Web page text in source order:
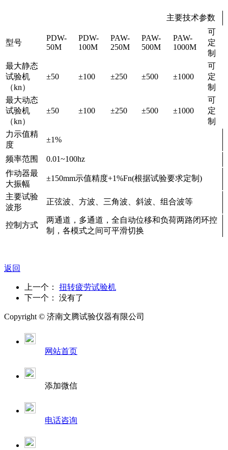
主要技术参数
型号
PDW-
50M
PDW-
100M
PAW-
250M
PAW-
500M
PAW-
1000M
可
定
制
最大静态
试验机
（kn）
±50 ±100 ±250 ±500 ±1000
可
定
制
最大动态
试验机
（kn）
±50 ±100 ±250 ±500 ±1000
可
定
制
力示值精
度
±1%
频率范围
0.01~100hz
作动器最
大振幅
±150mm示值精度+1%Fn(根据试验要求定制)
主要试验
波形
正弦波、方波、三角波、斜波、组合波等
控制方式
两通道，多通道，全自动位移和负荷两路闭环控
制，各模式之间可平滑切换
返回
上一个： 扭转疲劳试验机
下一个： 没有了
Copyright © 济南文腾试验仪器有限公司
网站首页
添加微信
电话咨询